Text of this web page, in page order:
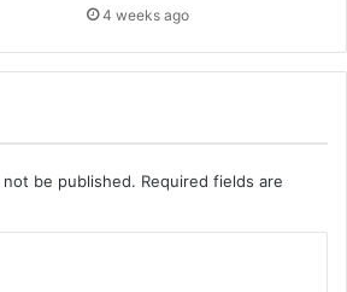
4 weeks ago
be published. Required fields are